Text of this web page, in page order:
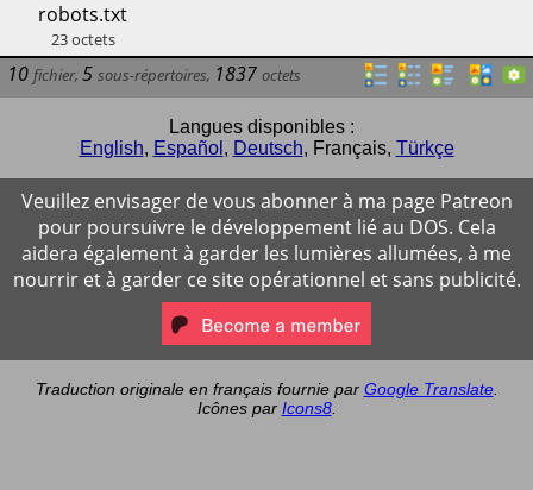
​robots.txt
23octets
10 fichier, 5 sous-répertoires, 1837 octets
Langues disponibles :
English, Español , Deutsch, Français, Türkçe
Veuillez envisager de vous abonner à ma page Patreon
pour poursuivre le développement lié au DOS. Cela
aidera également à garder les lumières allumées, à me
nourrir et à garder ce site opérationnel et sans publicité.
Traduction originale en français fournie par Google Translate.
Icônes par Icons8.